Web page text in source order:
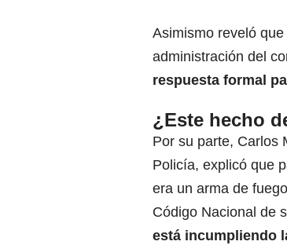
Asimismo reveló
administración del
respuesta formal
¿Este hecho
Por su parte, Carlos
Policía, explicó que
era un arma de
Código Nacional de
está incumpliendo